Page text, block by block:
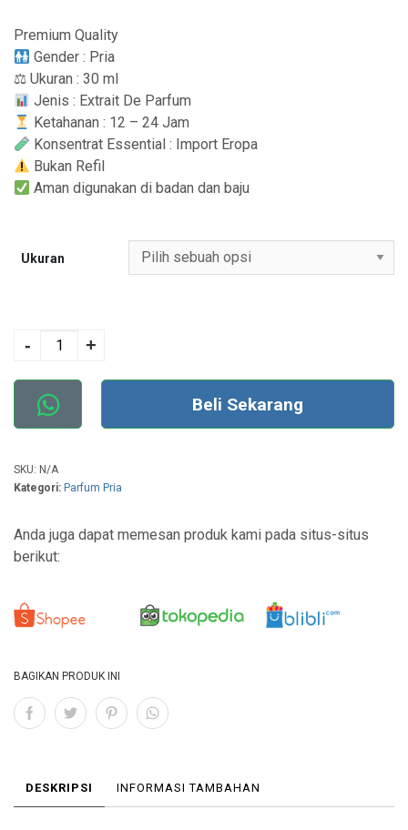
Premium Quality
Gender : Pria
⚖ Ukuran : 30 ml
Jenis : Extrait De Parfum
Ketahanan : 12 – 24 Jam
Konsentrat Essential : Import Eropa
Bukan Refil
Aman digunakan di badan dan baju
Ukuran
EROS MEN- Parfum
- +
Beli Sekarang
SKU: N/A
Kategori: Parfum Pria
Anda juga dapat memesan produk kami pada situs-situs
berikut:
BAGIKAN PRODUK INI
DESKRIPSI INFORMASI TAMBAHAN